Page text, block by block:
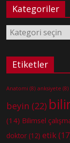
Kategoriler
Kategoriler
Etiketler
Anatomi (8) anksiyete (8)
beyin (22)
(14) Bilimsel
doktor (12) etik